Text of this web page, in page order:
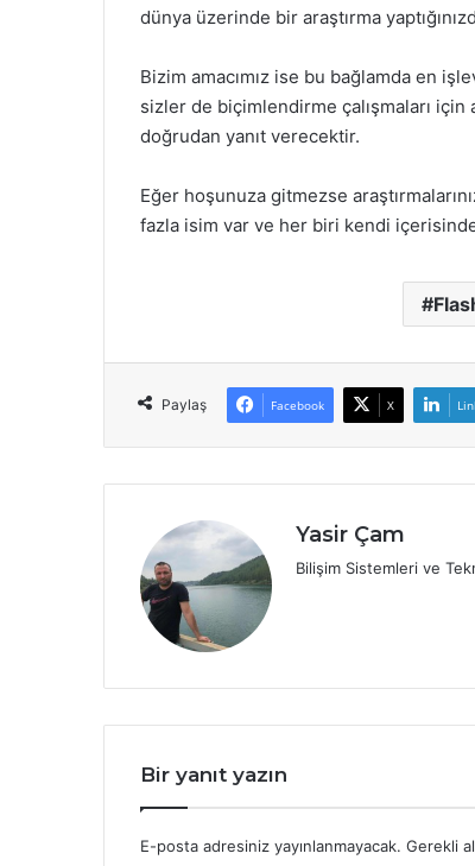
dünya üzerinde bir araştırma
Bizim amacımız ise bu bağlamda en
sizler de biçimlendirme çalışmaları için
doğrudan yanıt verecektir.
Eğer hoşunuza gitmezse
fazla isim var ve her biri kendi
Paylaş Facebook X
Yasir Çam
Bilişim Sistemleri ve
Bir yanıt yazın
E-posta adresiniz yayınlanmayacak. Gerekli